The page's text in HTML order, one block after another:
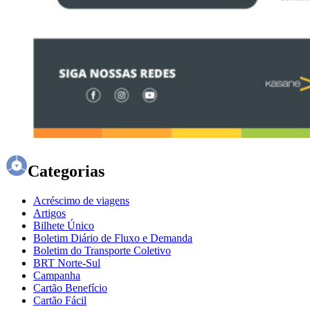
Categorias
Acréscimo de viagens
Artigos
Bilhete Único
Boletim Diário de Fluxo e Demanda
Boletim do Transporte Coletivo
BRT Norte-Sul
Campanha
Cartão Benefício
Cartão Fácil